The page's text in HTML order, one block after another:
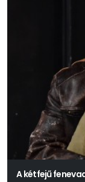
A kétfejű